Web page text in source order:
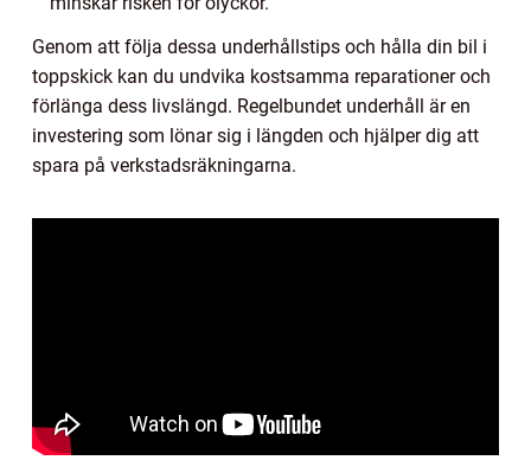
Genom att följa dessa underhållstips och hålla din bil i
toppskick kan du undvika kostsamma reparationer och
förlänga dess livslängd. Regelbundet underhåll är en
investering som lönar sig i längden och hjälper dig att
spara på verkstadsräkningarna.